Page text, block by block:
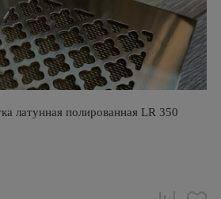
латунная полированная LR 350